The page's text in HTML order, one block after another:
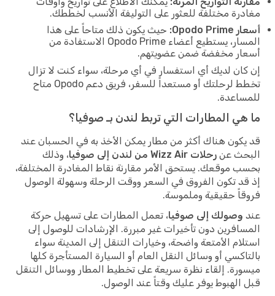
مغادرة مختلفة للعثور على التوليفة الأنسب لخططك.
أسعار Opodo Prime:
حيث يكون ذلك متاحاً على هذا
المسار، يستطيع أعضاء Opodo Prime الاستفادة من
أسعار مخفضة ضمن عضويتهم.
إن كان لديك أي استفسار في أي مرحلة، سواء كنت لا تزال
تخطط لرحلتك أو مستعداً للسفر، فريق دعم Opodo متاح
للمساعدة.
ما هي المطارات التي تربط لندن بـ صوفيا؟
قد يكون هناك أكثر من مطار يمكن الأخذ به في الحسبان عند
البحث عن رحلات Wizz Air من لندن إلى صوفيا
، وذلك
بحسب موقعك. يستحق الأمر مقارنة نقاط المغادرة المختلفة،
إذ قد تكون الفروق في السعر ووقت الرحلة وسهولة الوصول
فروقاً حقيقية وملموسة.
عند وصولك إلى صوفيا، تعمل المطارات على تسهيل حركة
المسافرين دون تأخيرات غير مبررة. الإرشادات للوصول إلى
استلام الأمتعة واضحة، وخيارات التنقل إلى المدينة سواء
بالتاكسي أو وسائل النقل العام أو السيارة المستأجرة كلها
ميسورة. إلقاء نظرة سريعة على تخطيط المطار ووسائل التنقل
قبل الهبوط يوفر عليك وقتاً عند الوصول.